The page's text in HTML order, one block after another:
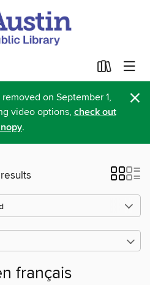
on September 1,
video options, check out
.
×
français